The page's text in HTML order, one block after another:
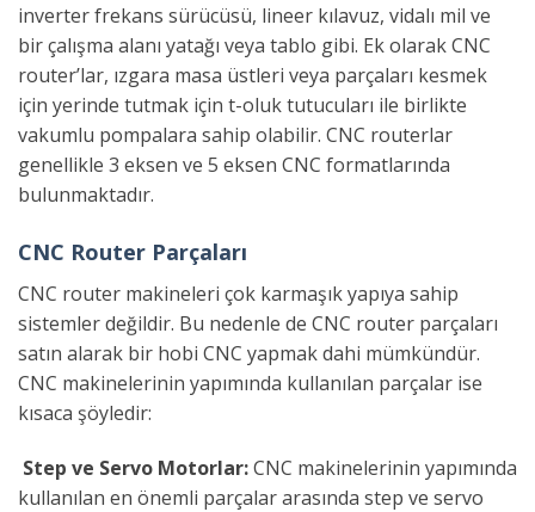
inverter frekans sürücüsü, lineer kılavuz, vidalı mil ve
bir çalışma alanı yatağı veya tablo gibi. Ek olarak CNC
router’lar, ızgara masa üstleri veya parçaları kesmek
için yerinde tutmak için t-oluk tutucuları ile birlikte
vakumlu pompalara sahip olabilir. CNC routerlar
genellikle 3 eksen ve 5 eksen CNC formatlarında
bulunmaktadır.
CNC Router Parçaları
CNC router makineleri çok karmaşık yapıya sahip
sistemler değildir. Bu nedenle de CNC router parçaları
satın alarak bir hobi CNC yapmak dahi mümkündür.
CNC makinelerinin yapımında kullanılan parçalar ise
kısaca şöyledir:
Step ve Servo Motorlar:CNC makinelerinin yapımında
kullanılan en önemli parçalar arasında step ve servo